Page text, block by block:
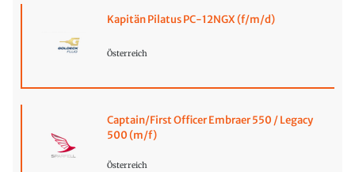
Kapitän Pilatus PC-12NGX (f/m/d)
Österreich
Captain/First Officer Embraer 550 / Legacy
500 (m/f)
Österreich